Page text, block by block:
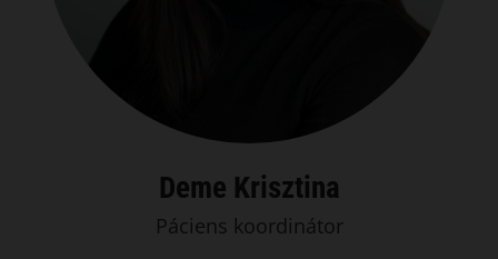
Deme Krisztina
Páciens koordinátor